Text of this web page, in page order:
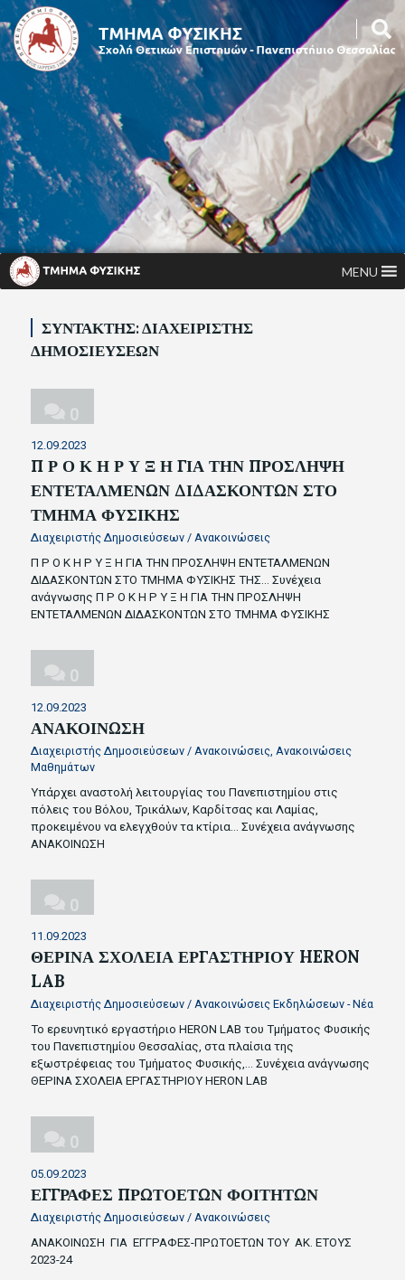
MENU
ΣΥΝΤΆΚΤΗΣ:ΔΙΑΧΕΙΡΙΣΤΉΣ
ΔΗΜΟΣΙΕΎΣΕΩΝ
0
12.09.2023
Π Ρ Ο Κ Η Ρ Υ Ξ Η ΓΙΑ ΤΗΝ ΠΡΟΣΛΗΨΗ
ΕΝΤΕΤΑΛΜΕΝΩΝ ΔΙΔΑΣΚΟΝΤΩΝ ΣΤΟ
ΤΜΗΜΑ ΦΥΣΙΚΗΣ
Διαχειριστής Δημοσιεύσεων / Ανακοινώσεις
Π Ρ Ο Κ Η Ρ Υ Ξ Η ΓΙΑ ΤΗΝ ΠΡΟΣΛΗΨΗ ΕΝΤΕΤΑΛΜΕΝΩΝ
ΔΙΔΑΣΚΟΝΤΩΝ ΣΤΟ ΤΜΗΜΑ ΦΥΣΙΚΗΣ ΤΗΣ… Συνέχεια
ανάγνωσης Π Ρ Ο Κ Η Ρ Υ Ξ Η ΓΙΑ ΤΗΝ ΠΡΟΣΛΗΨΗ
ΕΝΤΕΤΑΛΜΕΝΩΝ ΔΙΔΑΣΚΟΝΤΩΝ ΣΤΟ ΤΜΗΜΑ ΦΥΣΙΚΗΣ
0
12.09.2023
ΑΝΑΚΟΙΝΩΣΗ
Διαχειριστής Δημοσιεύσεων / Ανακοινώσεις Ανακοινώσεις
Μαθημάτων
Υπάρχει αναστολή λειτουργίας του Πανεπιστημίου στις
πόλεις του Βόλου, Τρικάλων, Καρδίτσας και Λαμίας,
προκειμένου να ελεγχθούν τα κτίρια… Συνέχεια ανάγνωσης
ΑΝΑΚΟΙΝΩΣΗ
0
11.09.2023
ΘΕΡΙΝΑ ΣΧΟΛΕΙΑ ΕΡΓΑΣΤΗΡΙΟΥ HERON
LAB
Διαχειριστής Δημοσιεύσεων / Ανακοινώσεις Εκδηλώσεων - Νέα
Το ερευνητικό εργαστήριο HERON LAB του Τμήματος Φυσικής
του Πανεπιστημίου Θεσσαλίας, στα πλαίσια της
εξωστρέφειας του Τμήματος Φυσικής,… Συνέχεια ανάγνωσης
ΘΕΡΙΝΑ ΣΧΟΛΕΙΑ ΕΡΓΑΣΤΗΡΙΟΥ HERON LAB
0
05.09.2023
ΕΓΓΡΑΦΕΣ ΠΡΩΤΟΕΤΩΝ ΦΟΙΤΗΤΩΝ
Διαχειριστής Δημοσιεύσεων / Ανακοινώσεις
ΑΝΑΚΟΙΝΩΣΗ ΓΙΑ ΕΓΓΡΑΦΕΣ-ΠΡΩΤΟΕΤΩΝ ΤΟΥ ΑΚ. ΕΤΟΥΣ
2023-24